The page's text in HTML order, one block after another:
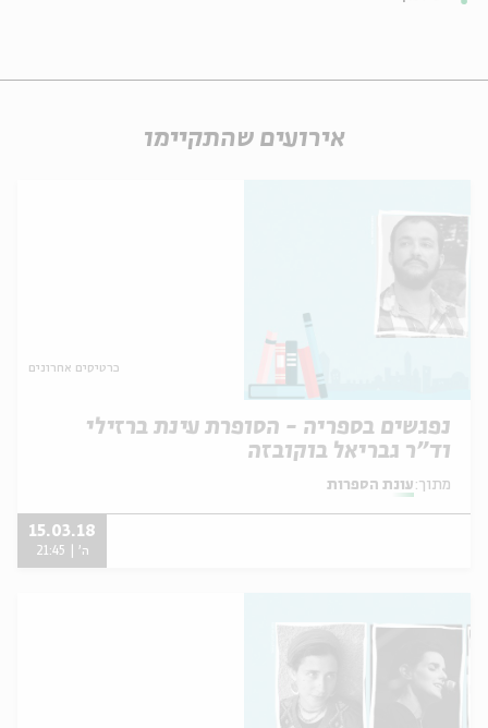
אירועים שהתקיימו
כרטיסים אחרונים
נפגשים בספריה - הסופרת עינת ברזילי
וד"ר גבריאל בוקובזה
מתוך: עונת הספרות
15.03.18
ה' | 21:45